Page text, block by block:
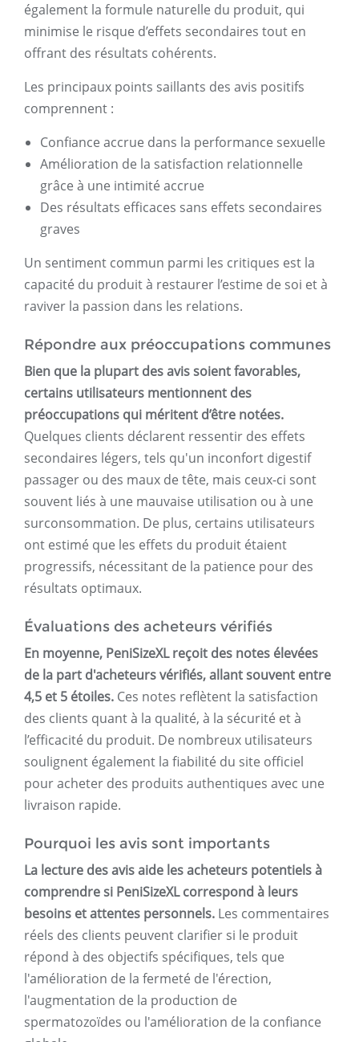
également la formule naturelle du produit, qui
minimise le risque d’effets secondaires tout en
offrant des résultats cohérents.
Les principaux points saillants des avis positifs
comprennent :
Confiance accrue dans la performance sexuelle
Amélioration de la satisfaction relationnelle
grâce à une intimité accrue
Des résultats efficaces sans effets secondaires
graves
Un sentiment commun parmi les critiques est la
capacité du produit à restaurer l’estime de soi et à
raviver la passion dans les relations.
Répondre aux préoccupations communes
Bien que la plupart des avis soient favorables,
certains utilisateurs mentionnent des
préoccupations qui méritent d’être notées.
Quelques clients déclarent ressentir des effets
secondaires légers, tels qu'un inconfort digestif
passager ou des maux de tête, mais ceux-ci sont
souvent liés à une mauvaise utilisation ou à une
surconsommation. De plus, certains utilisateurs
ont estimé que les effets du produit étaient
progressifs, nécessitant de la patience pour des
résultats optimaux.
Évaluations des acheteurs vérifiés
En moyenne, PeniSizeXL reçoit des notes élevées
de la part d'acheteurs vérifiés, allant souvent entre
4,5 et 5 étoiles. Ces notes reflètent la satisfaction
des clients quant à la qualité, à la sécurité et à
l’efficacité du produit. De nombreux utilisateurs
soulignent également la fiabilité du site officiel
pour acheter des produits authentiques avec une
livraison rapide.
Pourquoi les avis sont importants
La lecture des avis aide les acheteurs potentiels à
comprendre si PeniSizeXL correspond à leurs
besoins et attentes personnels. Les commentaires
réels des clients peuvent clarifier si le produit
répond à des objectifs spécifiques, tels que
l'amélioration de la fermeté de l'érection,
l'augmentation de la production de
spermatozoïdes ou l'amélioration de la confiance